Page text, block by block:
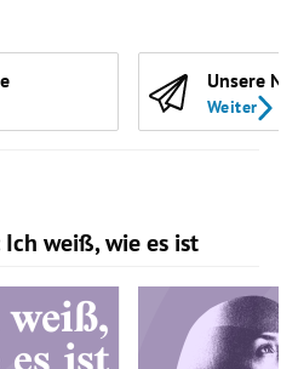
Unsere
Weiter
weiß, wie es ist